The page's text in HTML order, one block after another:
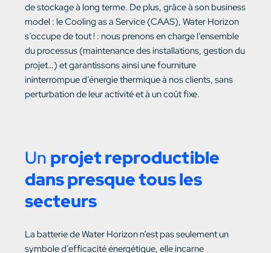
de stockage à long terme. De plus, grâce à son business
model : le Cooling as a Service (CAAS), Water Horizon
s’occupe de tout ! : nous prenons en charge l’ensemble
du processus (maintenance des installations, gestion du
projet…) et garantissons ainsi une fourniture
ininterrompue d’énergie thermique à nos clients, sans
perturbation de leur activité et à un coût fixe.
Un projet reproductible
dans presque tous les
secteurs
La batterie de Water Horizon n’est pas seulement un
symbole d’efficacité énergétique, elle incarne